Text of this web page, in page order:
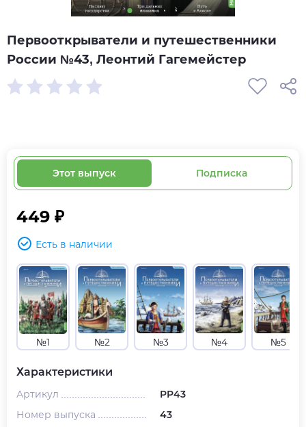
Первооткрыватели и путешественники
России №43, Леонтий Гагемейстер
Этот выпуск Подписка
449 ₽
Есть в наличии
№1 №2 №3 №4 №5
Характеристики
Артикул
PP43
Номер выпуска
43